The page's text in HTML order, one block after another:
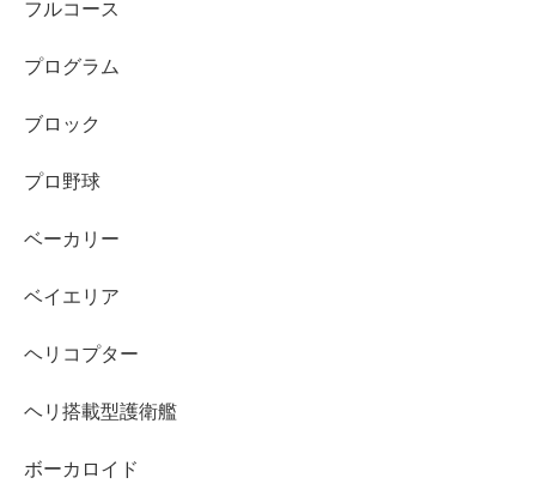
フルコース
プログラム
ブロック
プロ野球
ベーカリー
ベイエリア
ヘリコプター
ヘリ搭載型護衛艦
ボーカロイド